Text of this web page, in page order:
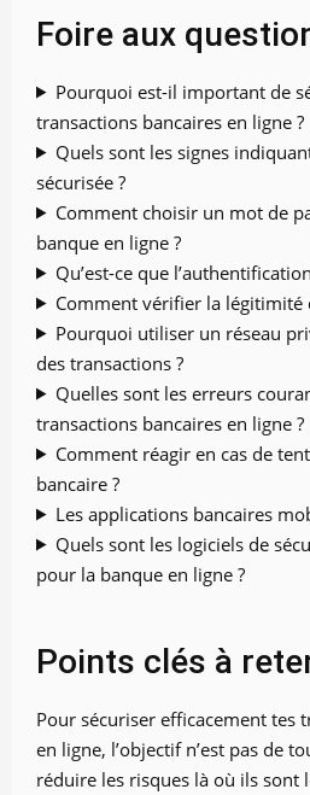
Foire aux
Pourquoi est-il important de
transactions bancaires en ligne ?
Quels sont les signes
sécurisée ?
Comment choisir un mot de
banque en ligne ?
Qu’est-ce que
Comment vérifier la légitimité
Pourquoi utiliser un réseau
des transactions ?
Quelles sont les erreurs
transactions bancaires en ligne ?
Comment réagir en cas de
bancaire ?
Les applications bancaires
Quels sont les logiciels de
pour la banque en ligne ?
Points clés à
Pour sécuriser efficacement tes
en ligne, l’objectif n’est pas de
réduire les risques là où ils sont